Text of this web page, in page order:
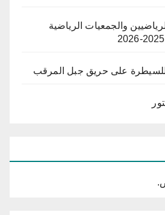
والجمعيات الرياضية
للسيطرة على حريق جبل المرقب